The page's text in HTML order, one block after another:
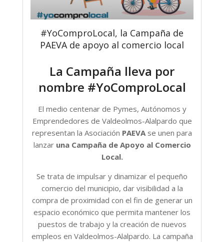
#YoComproLocal, la Campaña de
PAEVA de apoyo al comercio local
La Campaña lleva por
nombre #YoComproLocal
El medio centenar de Pymes, Autónomos y
Emprendedores de Valdeolmos-Alalpardo que
representan la Asociación PAEVA se unen para
lanzar una Campaña de Apoyo al Comercio
Local.
Se trata de impulsar y dinamizar el pequeño
comercio del municipio, dar visibilidad a la
compra de proximidad con el fin de generar un
espacio económico que permita mantener los
puestos de trabajo y la creación de nuevos
empleos en Valdeolmos-Alalpardo. La campaña